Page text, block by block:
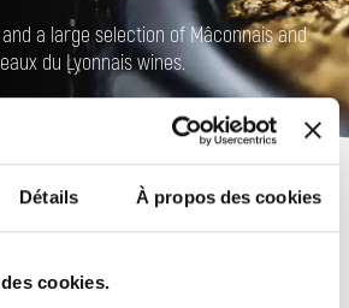
Détails À propos des cookies
cookies.
and a large selection of Mâconnais and
du Lyonnais wines.